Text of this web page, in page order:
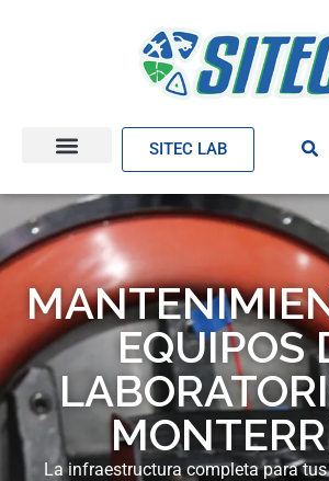
SITEC LAB
EQUIPOS
La infraestructura completa para